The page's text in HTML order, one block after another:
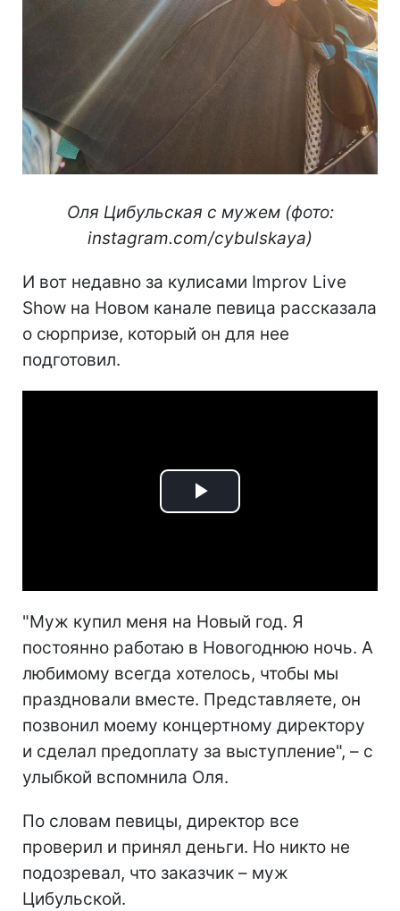
Оля Цибульская с мужем (фото:
instagram.com/cybulskaya)
И вот недавно за кулисами Improv Live
Show на Новом канале певица рассказала
о сюрпризе, который он для нее
подготовил.
Play
"Муж купил меня на Новый год. Я
постоянно работаю в Новогоднюю ночь. А
любимому всегда хотелось, чтобы мы
праздновали вместе. Представляете, он
позвонил моему концертному директору
и сделал предоплату за выступление", – с
улыбкой вспомнила Оля.
По словам певицы, директор все
проверил и принял деньги. Но никто не
подозревал, что заказчик – муж
Цибульской.